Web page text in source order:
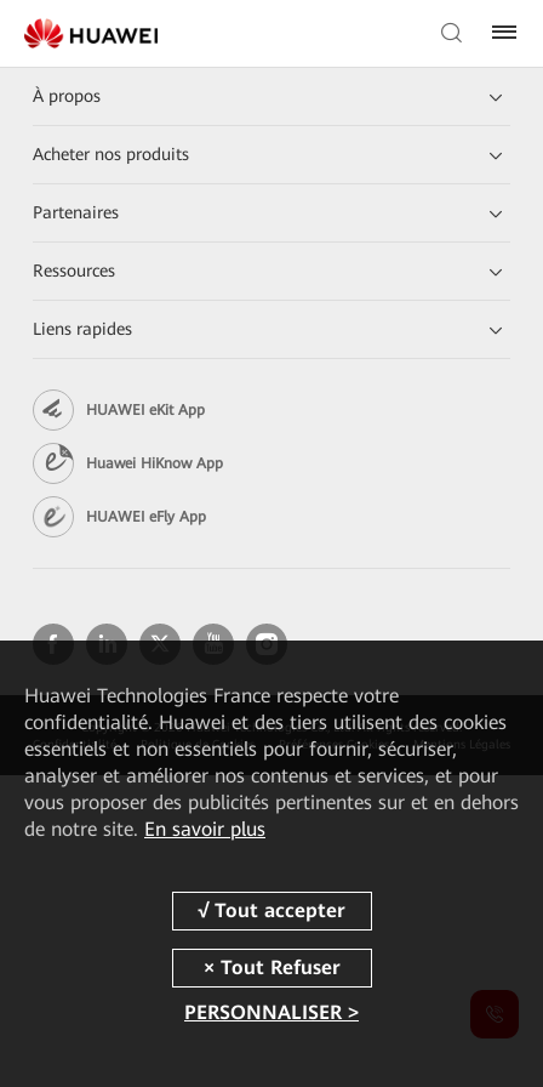
À propos
Acheter nos produits
Partenaires
Ressources
Liens rapides
HUAWEI eKit App
Huawei HiKnow App
HUAWEI eFly App
Copyright © 2026 Huawei Technologies Co., Ltd. All rights reserved.
Confidentialité
Politique de Cookies Préférences Cookies Mentions Légales
Huawei Technologies Francerespecte votre
confidentialité. Huawei et des tiers utilisent des cookies
essentiels et non essentiels pour fournir, sécuriser,
analyser et améliorer nos contenus et services, et pour
vous proposer des publicités pertinentes sur et en dehors
de notre site. En savoir plus
PERSONNALISER >